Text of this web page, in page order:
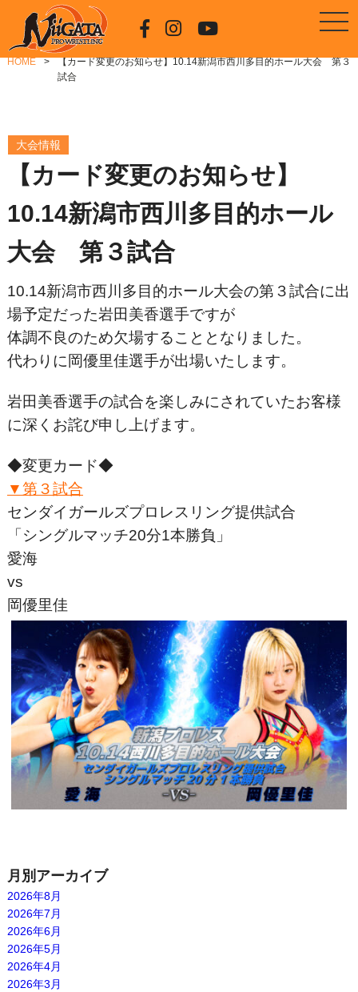
HOME
【カード変更のお知らせ】10.14新潟市西川多目的ホール大会 第３
試合
大会情報
【カード変更のお知らせ】
10.14新潟市西川多目的ホール
大会 第３試合
10.14新潟市西川多目的ホール大会の第３試合に出
場予定だった岩田美香選手ですが
体調不良のため欠場することとなりました。
代わりに岡優里佳選手が出場いたします。
岩田美香選手の試合を楽しみにされていたお客様
に深くお詫び申し上げます。
◆変更カード◆
▼第３試合
センダイガールズプロレスリング提供試合
「シングルマッチ20分1本勝負」
愛海
vs
岡優里佳
月別アーカイブ
2026年8月
2026年7月
2026年6月
2026年5月
2026年4月
2026年3月